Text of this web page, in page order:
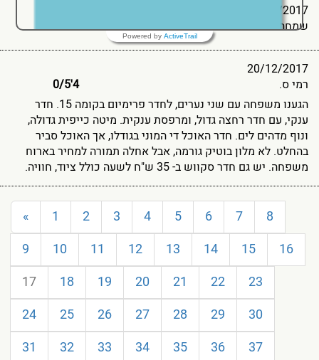
25/12/2017
שמחה י.
4'0
/5
20/12/2017
רמי ס.
4'0
/5
הגענו משפחה עם שני נערים, לחדר פרימיום בקומה 15. חדר
ענקי, עם חדר רחצה גדול, ומרפסת ענקית. מיטה כייפית גדולה,
ונוף מדהים לים. חדר האוכל די המוני בגודלו, אך האוכל סביר
בהחלט. לא מלון בוטיק גורמה, אבל אחלה תמורה למחיר בארוח
משפחה. יש גם חדר סקווש ב- 35 ש"ח לשעה כולל ציוד, חוויה.
« 1 2 3 4 5 6 7
8
9
10 11 12 13 14 15
16
17
18 19 20 21 22
23
24
25 26 27 28 29
30
31
32 33 34 35 36
37
Powered by ActiveTrail